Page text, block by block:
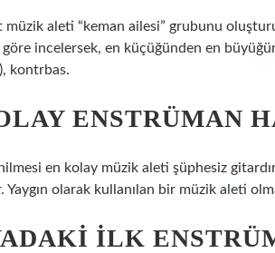
müzik aleti “keman ailesi” grubunu
göre incelersek, en küçüğünden en
kontrbas.
ENSTRÜMAN
en kolay müzik aleti şüphesiz
olarak kullanılan bir müzik aleti
ILK